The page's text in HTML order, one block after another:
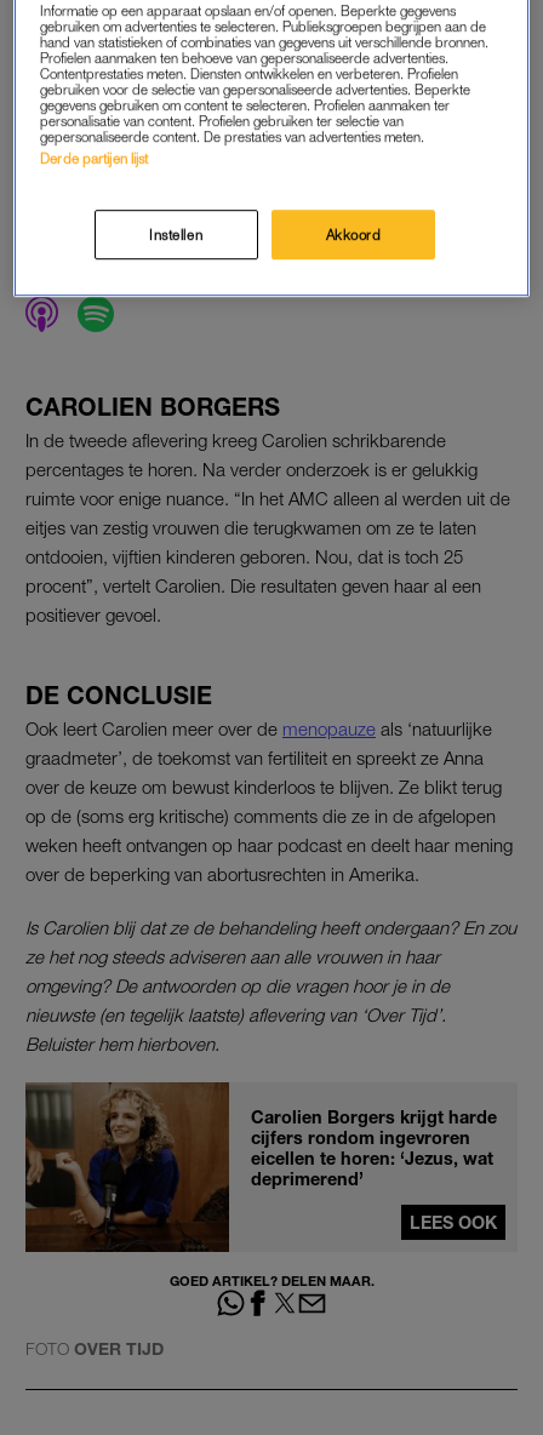
CAROLIEN BORGERS
In de tweede aflevering kreeg Carolien schrikbarende
percentages te horen. Na verder onderzoek is er gelukkig
ruimte voor enige nuance. “In het AMC alleen al werden uit de
eitjes van zestig vrouwen die terugkwamen om ze te laten
ontdooien, vijftien kinderen geboren. Nou, dat is toch 25
procent”, vertelt Carolien. Die resultaten geven haar al een
positiever gevoel.
DE CONCLUSIE
Ook leert Carolien meer over de menopauze als ‘natuurlijke
graadmeter’, de toekomst van fertiliteit en spreekt ze Anna
over de keuze om bewust kinderloos te blijven. Ze blikt terug
op de (soms erg kritische) comments die ze in de afgelopen
weken heeft ontvangen op haar podcast en deelt haar mening
over de beperking van abortusrechten in Amerika.
Is Carolien blij dat ze de behandeling heeft ondergaan? En zou
ze het nog steeds adviseren aan alle vrouwen in haar
omgeving? De antwoorden op die vragen hoor je in de
nieuwste (en tegelijk laatste) aflevering van ‘Over Tijd’.
Beluister hem hierboven.
Carolien Borgers krijgt harde
cijfers rondom ingevroren
eicellen te horen: ‘Jezus, wat
deprimerend’
LEES OOK
GOED ARTIKEL? DELEN MAAR.
FOTO OVER TIJD
Informatie op een apparaat opslaan en/of openen. Beperkte gegevens
gebruiken om advertenties te selecteren. Publieksgroepen begrijpen aan de
hand van statistieken of combinaties van gegevens uit verschillende bronnen.
Profielen aanmaken ten behoeve van gepersonaliseerde advertenties.
Contentprestaties meten. Diensten ontwikkelen en verbeteren. Profielen
gebruiken voor de selectie van gepersonaliseerde advertenties. Beperkte
gegevens gebruiken om content te selecteren. Profielen aanmaken ter
personalisatie van content. Profielen gebruiken ter selectie van
gepersonaliseerde content. De prestaties van advertenties meten.
Derde partijen lijst
Instellen Akkoord